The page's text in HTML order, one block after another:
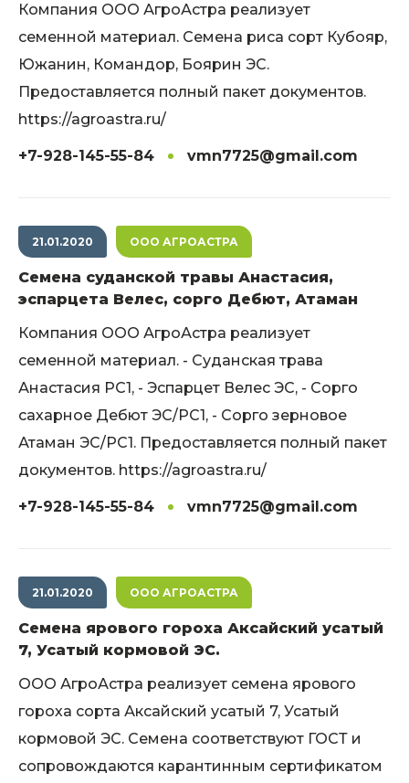
Компания ООО АгроАстра реализует
семенной материал. Семена риса сорт Кубояр,
Южанин, Командор, Боярин ЭС.
Предоставляется полный пакет документов.
https://agroastra.ru/
+7-928-145-55-84 vmn7725@gmail.com
21.01.2020 ООО АГРОАСТРА
Семена суданской травы Анастасия,
эспарцета Велес, сорго Дебют, Атаман
Компания ООО АгроАстра реализует
семенной материал. - Суданская трава
Анастасия РС1, - Эспарцет Велес ЭС, - Сорго
сахарное Дебют ЭС/РС1, - Сорго зерновое
Атаман ЭС/РС1. Предоставляется полный пакет
документов. https://agroastra.ru/
+7-928-145-55-84 vmn7725@gmail.com
21.01.2020 ООО АГРОАСТРА
Семена ярового гороха Аксайский усатый
7, Усатый кормовой ЭС.
ООО АгроАстра реализует семена ярового
гороха сорта Аксайский усатый 7, Усатый
кормовой ЭС. Семена соответствуют ГОСТ и
сопровождаются карантинным сертификатом